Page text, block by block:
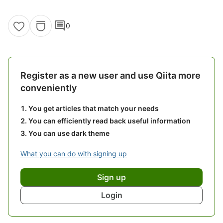
comment0
Register as a new user and use Qiita more
conveniently
You get articles that match your needs
You can efficiently read back useful information
You can use dark theme
What you can do with signing up
Sign up
Login